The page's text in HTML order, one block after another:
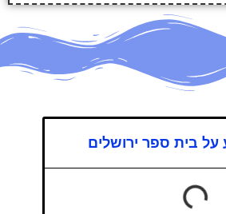
בית ספר ירושלים